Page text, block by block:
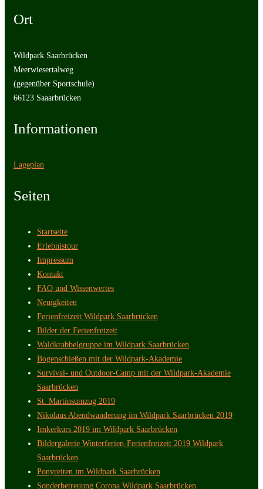
Ort
Wildpark Saarbrücken
Meerwiesertalweg
(gegenüber Sportschule)
66123 Saaarbrücken
Informationen
Lageplan
Seiten
Startseite
Erlebnistour
Impressum
Kontakt
FAQ und Wissenwertes
Neuigkeiten
Ferienfreizeit Wildpark Saarbrücken
Bilder der Ferienfreizeit
Waldkrabbelgruppe im Wildpark Saarbrücken
Bogenschießen mit der Wildpark-Akademie
Survival- und Outdoor-Camp mit der Wildpark-Akademie
Saarbrücken
St. Martinsumzug 2019
Nikolaus Abendwanderung im Wildpark Saarbrücken 2019
Imkerkurs 2019 im Wildpark Saarbrücken
Bildergalerie Winterferien-Ferienfreizeit 2019 Wildpark
Saarbrücken
Ponyreiten im Wildpark Saarbrücken
Sonderbetreuung Corona Wildpark Saarbrücken